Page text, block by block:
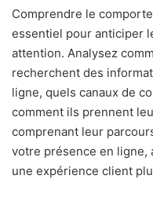
Comprendre le
essentiel pour anticiper
attention. Analysez
recherchent des
ligne, quels canaux de
comment ils prennent
comprenant leur
votre présence en
une expérience client